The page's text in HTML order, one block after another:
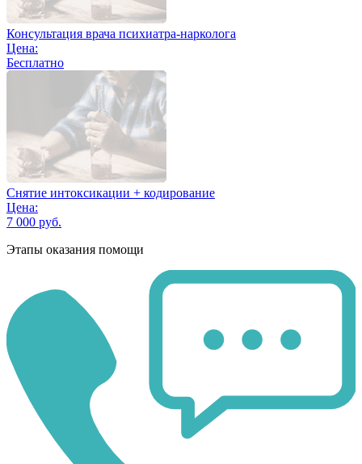
Консультация врача психиатра-нарколога
Цена:
Бесплатно
Снятие интоксикации + кодирование
Цена:
7 000 руб.
Этапы оказания помощи